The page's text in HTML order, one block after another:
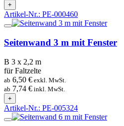
+
Artikel-Nr.: PE-000460
Seitenwand 3 m mit Fenster
B 3 x 2,2 m
für Faltzelte
ab 6,50 € exkl. MwSt.
ab 7,74 € inkl. MwSt.
+
Artikel-Nr.: PE-005324